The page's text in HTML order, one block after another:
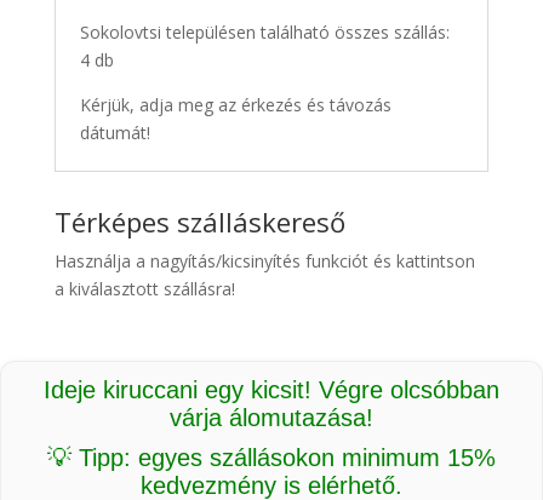
Sokolovtsi településen található összes szállás:
4 db
Kérjük, adja meg az érkezés és távozás
dátumát!
Térképes szálláskereső
Használja a nagyítás/kicsinyítés funkciót és kattintson
a kiválasztott szállásra!
Ideje kiruccani egy kicsit! Végre olcsóbban
várja álomutazása!
💡 Tipp: egyes szállásokon minimum 15%
kedvezmény is elérhető.